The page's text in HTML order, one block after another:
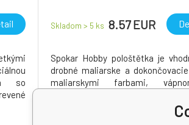
so
Skladom > 5 ks 8.57 EUR
Spokar Hobby pološtětka je
drobné maliarske a
maliarskymi farbami,